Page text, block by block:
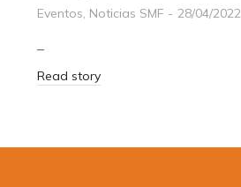
Eventos, Noticias SMF 28/04/2022
–
Read story